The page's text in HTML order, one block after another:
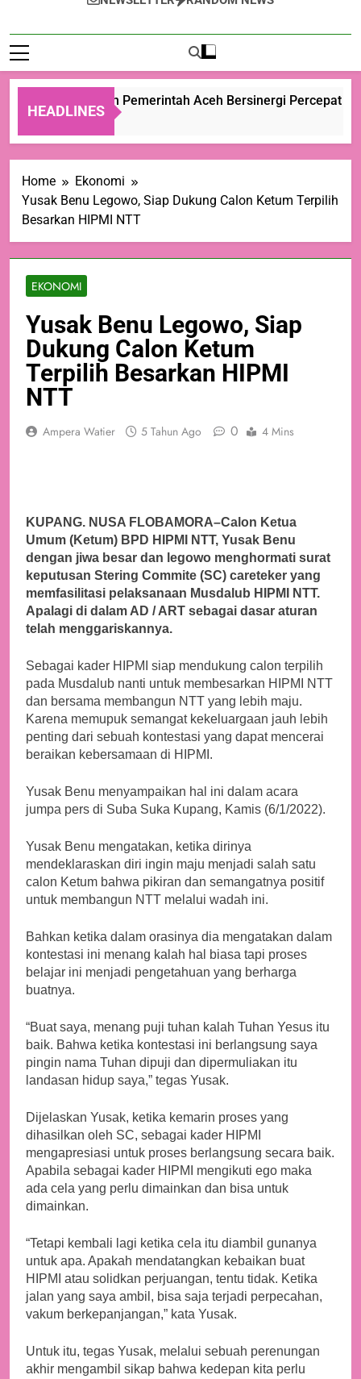
HEADLINES
Kementan dan Pemerintah Aceh Bersinergi Percepat
24 Jam Ago
Home
Ekonomi
Yusak Benu Legowo, Siap Dukung Calon Ketum Terpilih
Besarkan HIPMI NTT
EKONOMI
Yusak Benu Legowo, Siap
Dukung Calon Ketum
Terpilih Besarkan HIPMI
NTT
Ampera Watier 5 Tahun Ago 0 4 Mins
KUPANG. NUSA FLOBAMORA–Calon Ketua
Umum (Ketum) BPD HIPMI NTT, Yusak Benu
dengan jiwa besar dan legowo menghormati surat
keputusan Stering Commite (SC) careteker yang
memfasilitasi pelaksanaan Musdalub HIPMI NTT.
Apalagi di dalam AD / ART sebagai dasar aturan
telah menggariskannya.
Sebagai kader HIPMI siap mendukung calon terpilih
pada Musdalub nanti untuk membesarkan HIPMI NTT
dan bersama membangun NTT yang lebih maju.
Karena memupuk semangat kekeluargaan jauh lebih
penting dari sebuah kontestasi yang dapat mencerai
beraikan kebersamaan di HIPMI.
Yusak Benu menyampaikan hal ini dalam acara
jumpa pers di Suba Suka Kupang, Kamis (6/1/2022).
Yusak Benu mengatakan, ketika dirinya
mendeklaraskan diri ingin maju menjadi salah satu
calon Ketum bahwa pikiran dan semangatnya positif
untuk membangun NTT melalui wadah ini.
Bahkan ketika dalam orasinya dia mengatakan dalam
kontestasi ini menang kalah hal biasa tapi proses
belajar ini menjadi pengetahuan yang berharga
buatnya.
“Buat saya, menang puji tuhan kalah Tuhan Yesus itu
baik. Bahwa ketika kontestasi ini berlangsung saya
pingin nama Tuhan dipuji dan dipermuliakan itu
landasan hidup saya,” tegas Yusak.
Dijelaskan Yusak, ketika kemarin proses yang
dihasilkan oleh SC, sebagai kader HIPMI
mengapresiasi untuk proses berlangsung secara baik.
Apabila sebagai kader HIPMI mengikuti ego maka
ada cela yang perlu dimainkan dan bisa untuk
dimainkan.
“Tetapi kembali lagi ketika cela itu diambil gunanya
untuk apa. Apakah mendatangkan kebaikan buat
HIPMI atau solidkan perjuangan, tentu tidak. Ketika
jalan yang saya ambil, bisa saja terjadi perpecahan,
vakum berkepanjangan,” kata Yusak.
Untuk itu, tegas Yusak, melalui sebuah perenungan
akhir mengambil sikap bahwa kedepan kita perlu